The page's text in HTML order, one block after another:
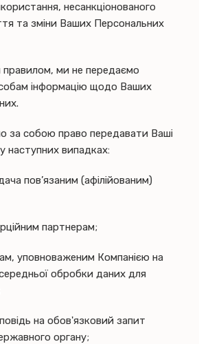
несанкціонованого
та зміни Ваших Персональних
правилом, ми не передаємо
інформацію щодо Ваших
за собою право передавати Ваші
наступних випадках:
пов’язаним (афілійованим)
партнерам;
уповноваженим Компанією на
обробки даних для
на обов'язковий запит
органу;